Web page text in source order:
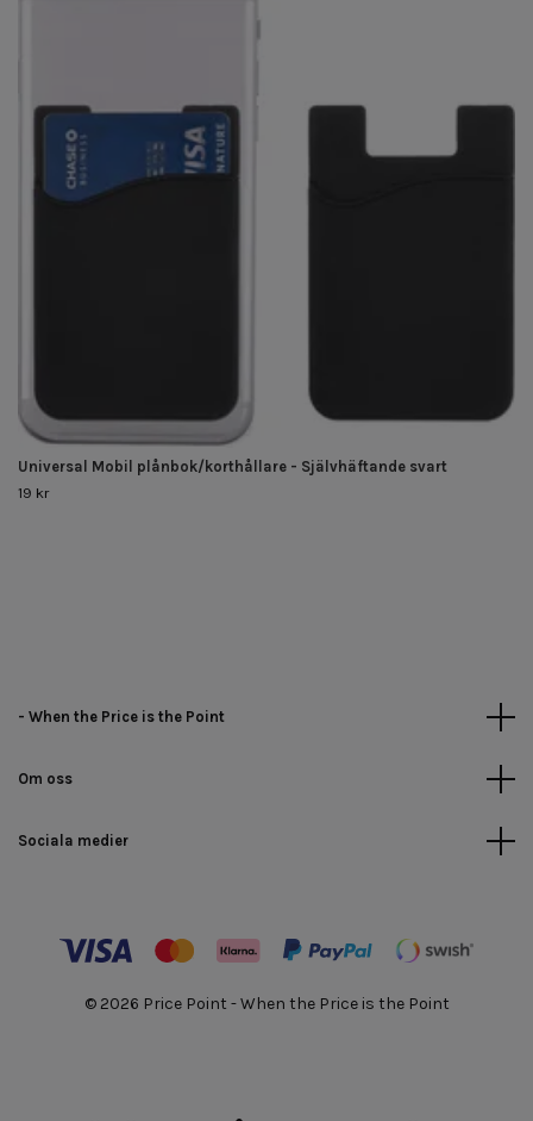
Universal Mobil plånbok/korthållare - Självhäftande svart
19 kr
- When the Price is the Point
Om oss
Sociala medier
© 2026 Price Point - When the Price is the Point